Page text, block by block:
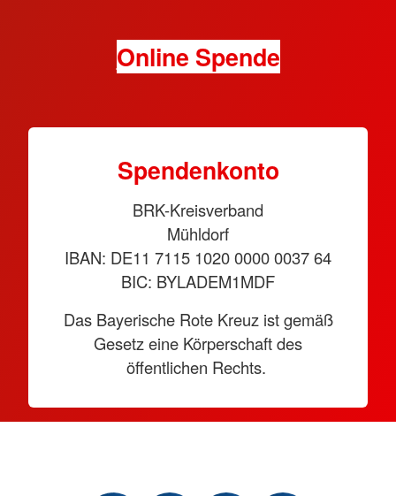
Online Spende
Spendenkonto
BRK-Kreisverband
Mühldorf
IBAN: DE11 7115 1020 0000 0037 64
BIC: BYLADEM1MDF
Das Bayerische Rote Kreuz ist gemäß
Gesetz eine Körperschaft des
öffentlichen Rechts.